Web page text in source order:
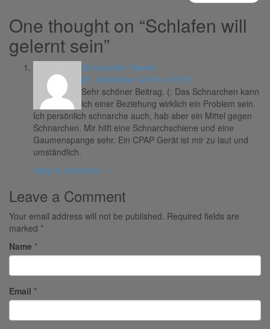
One thought on “Schlafen will
gelernt sein”
Schnarchen Hasser
25. September 2013 at 22:59
Sehr schöner Beitrag. (: Das Schnarchen kann
ich einer Beziehung wirklich ein Problem sein.
Ich persönlich schnarche auch, hab aber ein Mittel gegen
Schnarchen. Mir hilft eine Schnarchschiene und eine
Gaumenspange sehr. Ein CPAP Gerät ist mir zu laut und
umständlich.
reply to comment →
Leave a Comment
Your email address will not be published. Required fields are
marked *
Name *
Email *